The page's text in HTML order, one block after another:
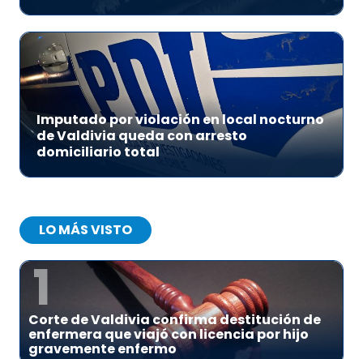
Imputado por violación en local nocturno
de Valdivia queda con arresto
domiciliario total
LO MÁS VISTO
1
Corte de Valdivia confirma destitución de
enfermera que viajó con licencia por hijo
gravemente enfermo